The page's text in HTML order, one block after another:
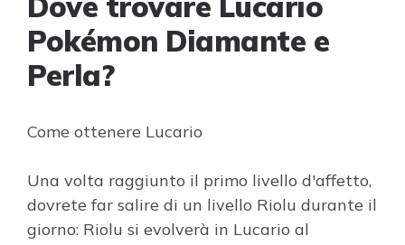
Pokémon Diamante e
Perla?
Come ottenere Lucario
Una volta raggiunto il primo livello d'affetto,
dovrete far salire di un livello Riolu durante il
giorno: Riolu si evolverà in Lucario al